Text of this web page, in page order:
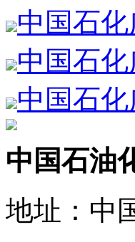
中国石
中国石
中国石
中国石油
地址：中